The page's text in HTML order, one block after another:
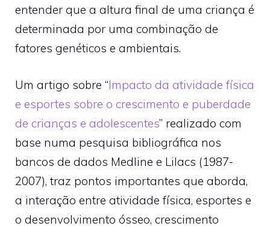
entender que a altura final de uma criança é
determinada por uma combinação de
fatores genéticos e ambientais.
Um artigo sobre “Impacto da atividade física
e esportes sobre o crescimento e puberdade
de crianças e adolescentes” realizado com
base numa pesquisa bibliográfica nos
bancos de dados Medline e Lilacs (1987-
2007), traz pontos importantes que aborda,
a interação entre atividade física, esportes e
o desenvolvimento ósseo, crescimento